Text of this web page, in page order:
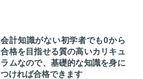
会計知識がない初学者でも0から
合格を目指せる質の高いカリキュ
ラムなので、基礎的な知識を身に
つければ合格できます